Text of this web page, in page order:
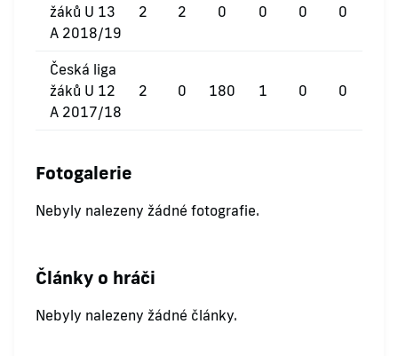
žáků U 13
A 2018/19
2 2 0 0 0 0
Česká liga
žáků U 12
A 2017/18
2 0 180 1 0 0
Fotogalerie
Nebyly nalezeny žádné fotografie.
Články o hráči
Nebyly nalezeny žádné články.